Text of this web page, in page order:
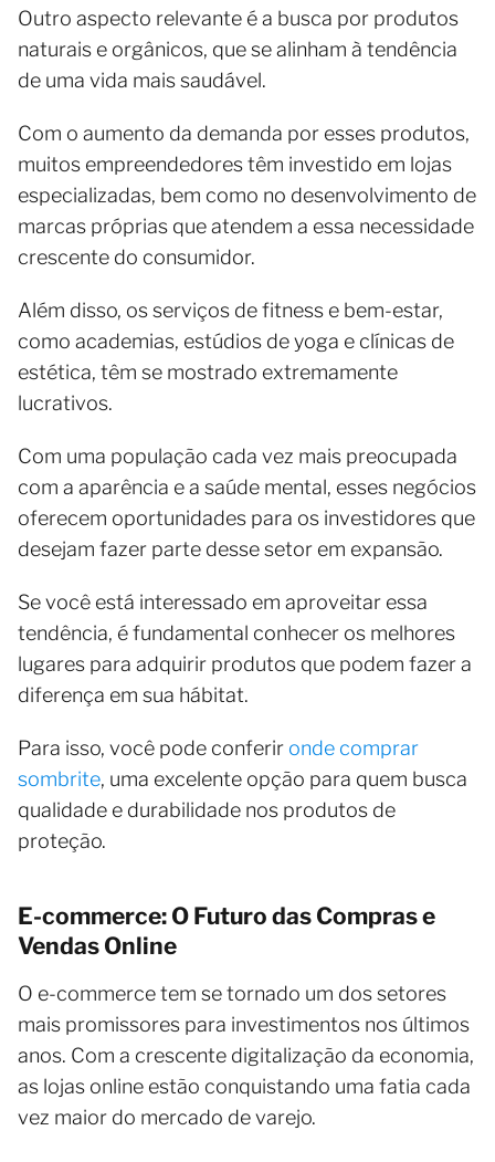
Outro aspecto relevante é a busca por produtos
naturais e orgânicos, que se alinham à tendência
de uma vida mais saudável.
Com o aumento da demanda por esses produtos,
muitos empreendedores têm investido em lojas
especializadas, bem como no desenvolvimento de
marcas próprias que atendem a essa necessidade
crescente do consumidor.
Além disso, os serviços de fitness e bem-estar,
como academias, estúdios de yoga e clínicas de
estética, têm se mostrado extremamente
lucrativos.
Com uma população cada vez mais preocupada
com a aparência e a saúde mental, esses negócios
oferecem oportunidades para os investidores que
desejam fazer parte desse setor em expansão.
Se você está interessado em aproveitar essa
tendência, é fundamental conhecer os melhores
lugares para adquirir produtos que podem fazer a
diferença em sua hábitat.
Para isso, você pode conferir onde comprar
sombrite, uma excelente opção para quem busca
qualidade e durabilidade nos produtos de
proteção.
E-commerce: O Futuro das Compras e
Vendas Online
O e-commerce tem se tornado um dos setores
mais promissores para investimentos nos últimos
anos. Com a crescente digitalização da economia,
as lojas online estão conquistando uma fatia cada
vez maior do mercado de varejo.